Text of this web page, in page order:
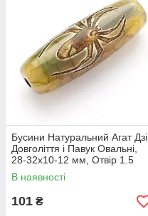
Бусини Натуральний Агат Дзі
Довголіття і Павук Овальні,
28-32x10-12 мм, Отвір 1.5
мм, (1 шт)
В наявності
101 ₴